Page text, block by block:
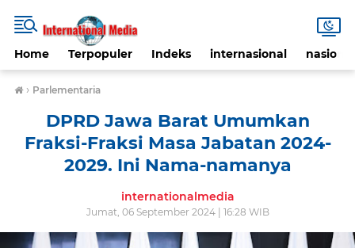
Home Terpopuler Indeks internasional nasional
› Parlementaria
DPRD Jawa Barat Umumkan
Fraksi-Fraksi Masa Jabatan 2024-
2029. Ini Nama-namanya
internationalmedia
Jumat, 06 September 2024 | 16:28 WIB